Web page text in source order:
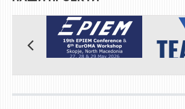
СТИПЕНДИИ
КОНТАКТ